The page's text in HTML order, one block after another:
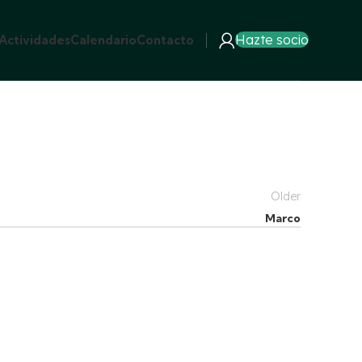
ActividadesCalendarioContacto Hazte socio
Older
Marco